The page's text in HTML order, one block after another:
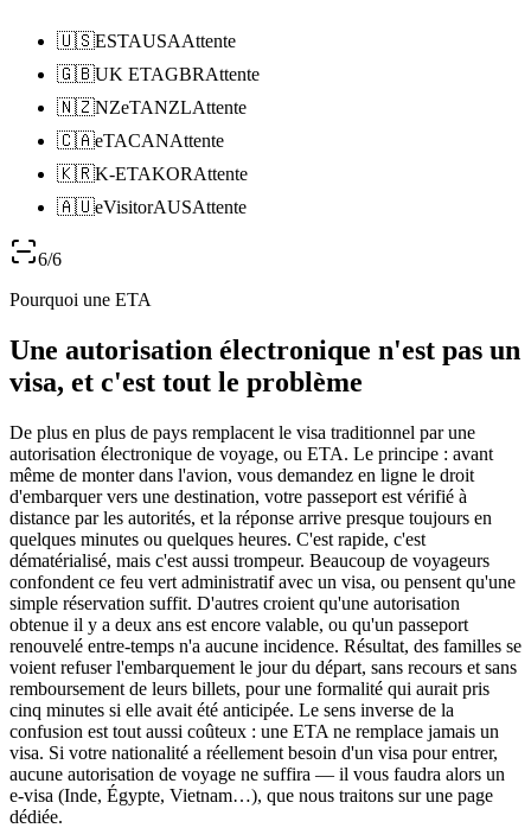
🇺🇸ESTAUSAAttente
🇬🇧UK ETAGBRAttente
🇳🇿NZeTANZLAttente
🇨🇦eTACANAttente
🇰🇷K-ETAKORAttente
🇦🇺eVisitorAUSAttente
6/6
Pourquoi une ETA
Une autorisation électronique n'est pas un
visa, et c'est tout le problème
De plus en plus de pays remplacent le visa traditionnel par une
autorisation électronique de voyage, ou ETA. Le principe : avant
même de monter dans l'avion, vous demandez en ligne le droit
d'embarquer vers une destination, votre passeport est vérifié à
distance par les autorités, et la réponse arrive presque toujours en
quelques minutes ou quelques heures. C'est rapide, c'est
dématérialisé, mais c'est aussi trompeur. Beaucoup de voyageurs
confondent ce feu vert administratif avec un visa, ou pensent qu'une
simple réservation suffit. D'autres croient qu'une autorisation
obtenue il y a deux ans est encore valable, ou qu'un passeport
renouvelé entre-temps n'a aucune incidence. Résultat, des familles se
voient refuser l'embarquement le jour du départ, sans recours et sans
remboursement de leurs billets, pour une formalité qui aurait pris
cinq minutes si elle avait été anticipée. Le sens inverse de la
confusion est tout aussi coûteux : une ETA ne remplace jamais un
visa. Si votre nationalité a réellement besoin d'un visa pour entrer,
aucune autorisation de voyage ne suffira — il vous faudra alors un
e-visa (Inde, Égypte, Vietnam…), que nous traitons sur une page
dédiée.